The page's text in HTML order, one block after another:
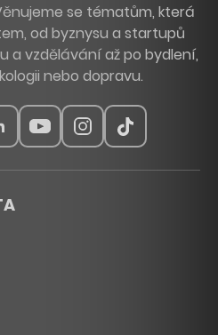
se tématům, která
od byznysu a startupů
a vzdělávání až po bydlení,
nebo dopravu.